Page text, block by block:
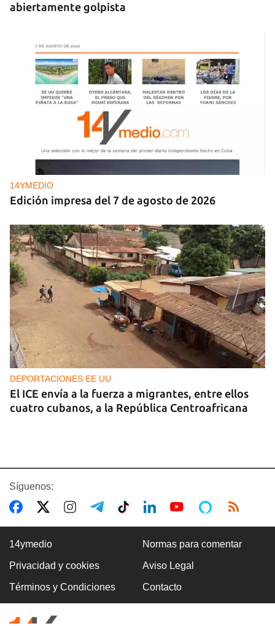
abiertamente golpista
14YMEDIO
Edición impresa del 7 de agosto de 2026
DEPORTACIONES EE UU
El ICE envía a la fuerza a migrantes, entre ellos
cuatro cubanos, a la República Centroafricana
GUERRA
Ucrania ataca otro centro logístico del Amazon
ruso, esta vez en los Urales
Síguenos:
14ymedio Normas para comentar
Privacidad y cookies Aviso Legal
Términos y Condiciones Contacto